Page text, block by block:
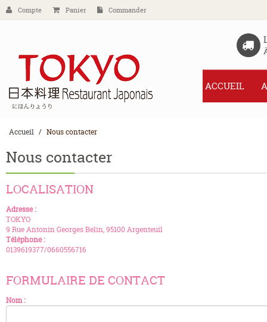
Compte Panier Commander
ACCUEIL
Accueil Nous contacter
Nous contacter
LOCALISATION
Adresse :
TOKYO
9 Rue Antonin Georges Belin, 95100 Argenteuil
Téléphone :
0139619377/0660556716
FORMULAIRE DE CONTACT
Nom :